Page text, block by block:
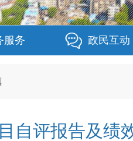
服务 政民互动
自评报告及绩